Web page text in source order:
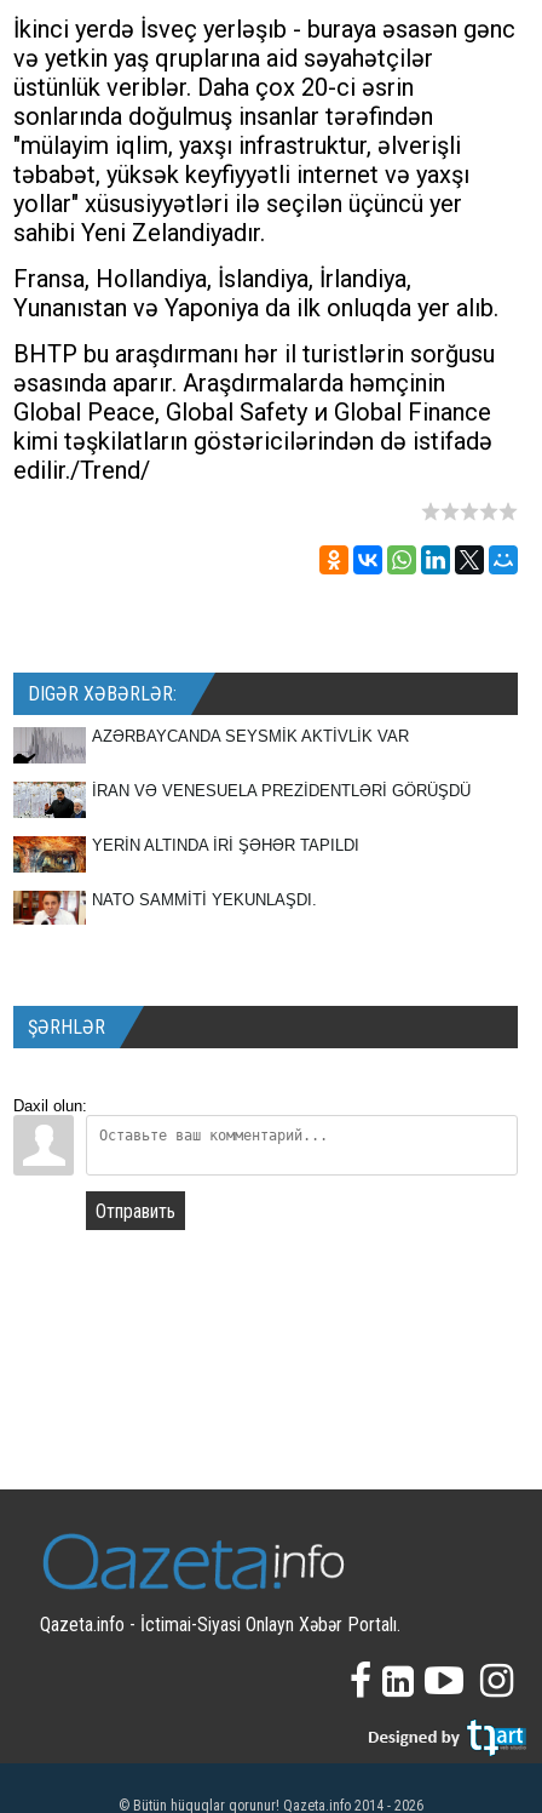
İkinci yerdə İsveç yerləşıb - buraya əsasən gənc
və yetkin yaş qruplarına aid səyahətçilər
üstünlük veriblər. Daha çox 20-ci əsrin
sonlarında doğulmuş insanlar tərəfindən
"mülayim iqlim, yaxşı infrastruktur, əlverişli
təbabət, yüksək keyfiyyətli internet və yaxşı
yollar" xüsusiyyətləri ilə seçilən üçüncü yer
sahibi Yeni Zelandiyadır.
Fransa, Hollandiya, İslandiya, İrlandiya,
Yunanıstan və Yaponiya da ilk onluqda yer alıb.
BHTP bu araşdırmanı hər il turistlərin sorğusu
əsasında aparır. Araşdırmalarda həmçinin
Global Peace, Global Safety и Global Finance
kimi təşkilatların göstəricilərindən də istifadə
edilir./Trend/
DIGƏR XƏBƏRLƏR:
AZƏRBAYCANDA SEYSMİK AKTİVLİK VAR
İRAN VƏ VENESUELA PREZİDENTLƏRİ GÖRÜŞDÜ
YERİN ALTINDA İRİ ŞƏHƏR TAPILDI
NATO SAMMİTİ YEKUNLAŞDI.
ŞƏRHLƏR
Daxil olun:
Отправить
Qazeta.info - İctimai-Siyasi Onlayn Xəbər Portalı.
© Bütün hüquqlar qorunur! Qazeta.info 2014 - 2026